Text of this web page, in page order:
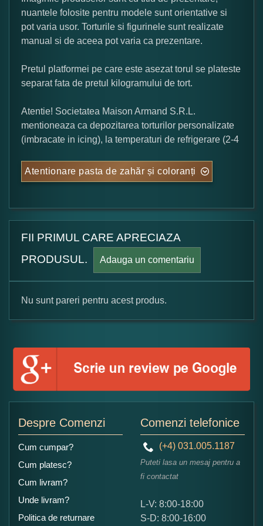
nuantele folosite pentru modele sunt orientative si
pot varia usor. Torturile si figurinele sunt realizate
manual si de aceea pot varia ca prezentare.
Pretul platformei pe care este asezat torul se plateste
separat fata de pretul kilogramului de tort.
Atentie! Societatea Maison Armand S.R.L.
mentioneaza ca depozitarea torturilor personalizate
(imbracate in icing), la temperaturi de refrigerare (2-4
Atentionare pasta de zahăr și coloranți
FII PRIMUL CARE APRECIAZA
PRODUSUL.
Adauga un comentariu
Formular pareri client
Numele dumneavoastra:
Ce nota acordati acestui produs?
Nu sunt pareri pentru acest produs.
Despre Comenzi
Cum cumpar?
Cum platesc?
Cum livram?
Unde livram?
Politica de returnare
Comenzi telefonice
(+4) 031.005.1187
Puteti lasa un mesaj pentru a
fi contactat
L-V: 8:00-18:00
S-D: 8:00-16:00